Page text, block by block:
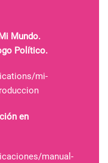
Mundo.
Político.
mi-
en
manual-